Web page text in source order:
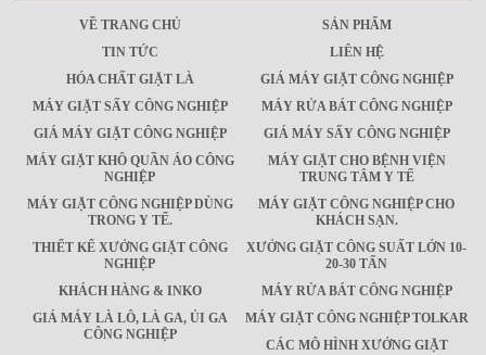
VỀ TRANG CHỦ
SẢN PHẨM
TIN TỨC
LIÊN HỆ
HÓA CHẤT GIẶT LÀ
GIÁ MÁY GIẶT CÔNG NGHIỆP
MÁY GIẶT SẤY CÔNG NGHIỆP
MÁY RỬA BÁT CÔNG NGHIỆP
GIÁ MÁY GIẶT CÔNG NGHIỆP
GIÁ MÁY SẤY CÔNG NGHIỆP
MÁY GIẶT KHÔ QUẦN ÁO CÔNG
NGHIỆP
MÁY GIẶT CHO BỆNH VIỆN
TRUNG TÂM Y TẾ
MÁY GIẶT CÔNG NGHIỆP DÙNG
TRONG Y TẾ.
MÁY GIẶT CÔNG NGHIỆP CHO
KHÁCH SẠN.
THIẾT KẾ XƯỞNG GIẶT CÔNG
NGHIỆP
XƯỞNG GIẶT CÔNG SUẤT LỚN 10-
20-30 TẤN
KHÁCH HÀNG & INKO
MÁY RỬA BÁT CÔNG NGHIỆP
GIÁ MÁY LÀ LÔ, LÀ GA, ỦI GA
CÔNG NGHIỆP
MÁY GIẶT CÔNG NGHIỆP TOLKAR
CÁC MÔ HÌNH XƯỞNG GIẶT